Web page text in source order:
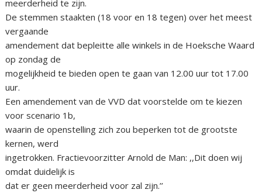
meerderheid te zijn.
De stemmen staakten (18 voor en 18 tegen) over het meest
vergaande
amendement dat bepleitte alle winkels in de Hoeksche Waard
op zondag de
mogelijkheid te bieden open te gaan van 12.00 uur tot 17.00
uur.
Een amendement van de VVD dat voorstelde om te kiezen
voor scenario 1b,
waarin de openstelling zich zou beperken tot de grootste
kernen, werd
ingetrokken. Fractievoorzitter Arnold de Man: ,,Dit doen wij
omdat duidelijk is
dat er geen meerderheid voor zal zijn.’’